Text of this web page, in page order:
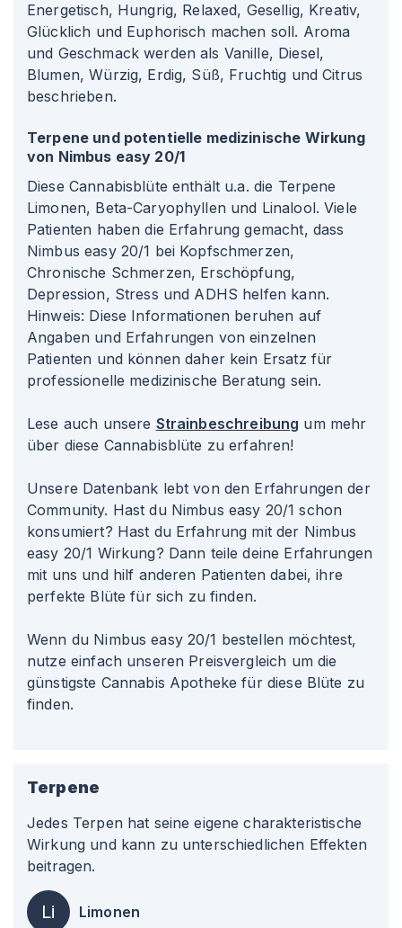
Energetisch, Hungrig, Relaxed, Gesellig, Kreativ,
Glücklich und Euphorisch machen soll. Aroma
und Geschmack werden als Vanille, Diesel,
Blumen, Würzig, Erdig, Süß, Fruchtig und Citrus
beschrieben.
Terpene und potentielle medizinische Wirkung
von Nimbus easy 20/1
Diese Cannabisblüte enthält u.a. die Terpene
Limonen, Beta-Caryophyllen und Linalool. Viele
Patienten haben die Erfahrung gemacht, dass
Nimbus easy 20/1 bei Kopfschmerzen,
Chronische Schmerzen, Erschöpfung,
Depression, Stress und ADHS helfen kann.
Hinweis: Diese Informationen beruhen auf
Angaben und Erfahrungen von einzelnen
Patienten und können daher kein Ersatz für
professionelle medizinische Beratung sein.
Lese auch unsere Strainbeschreibung um mehr
über diese Cannabisblüte zu erfahren!
Unsere Datenbank lebt von den Erfahrungen der
Community. Hast du Nimbus easy 20/1 schon
konsumiert? Hast du Erfahrung mit der Nimbus
easy 20/1 Wirkung? Dann teile deine Erfahrungen
mit uns und hilf anderen Patienten dabei, ihre
perfekte Blüte für sich zu finden.
Wenn du Nimbus easy 20/1 bestellen möchtest,
nutze einfach unseren Preisvergleich um die
günstigste Cannabis Apotheke für diese Blüte zu
finden.
Terpene
Jedes Terpen hat seine eigene charakteristische
Wirkung und kann zu unterschiedlichen Effekten
beitragen.
Li Limonen